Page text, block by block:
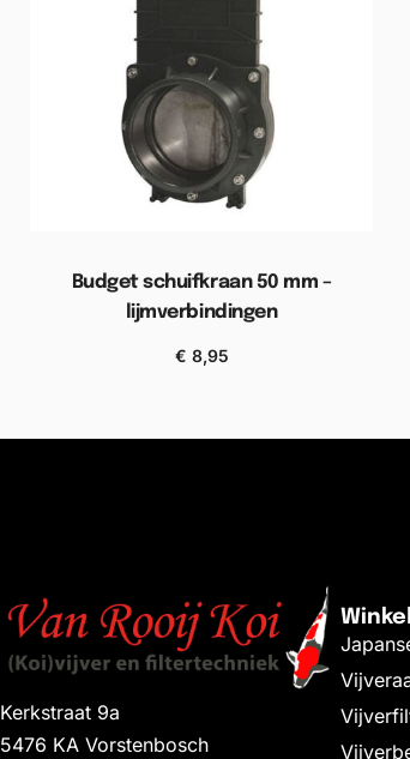
Budget schuifkraan 50 mm –
lijmverbindingen
€ 8,95
Kerkstraat 9a
5476 KA Vorstenbosch
Winkel